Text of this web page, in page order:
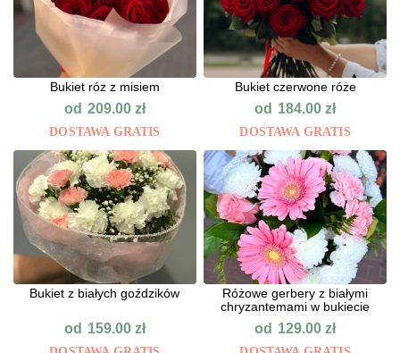
Bukiet róz z misiem
od 209.00 zł
DOSTAWA GRATIS
Bukiet czerwone róże
od 184.00zł
DOSTAWA GRATIS
Bukiet z białych goździków
od 159.00 zł
Różowe gerbery z białymi
chryzantemami w bukiecie
od 129.00zł